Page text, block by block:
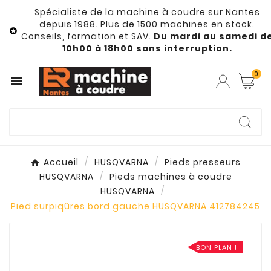

Spécialiste de la machine à coudre sur Nantes
depuis 1988. Plus de 1500 machines en stock.
Conseils, formation et SAV. Du mardi au samedi
10h00 à 18h00 sans interruption.
 0
Accueil HUSQVARNA
Pieds presseurs
HUSQVARNA
Pieds machines à coudre
HUSQVARNA
Pied surpiqûres bord gauche HUSQVARNA 412784245
BON PLAN !